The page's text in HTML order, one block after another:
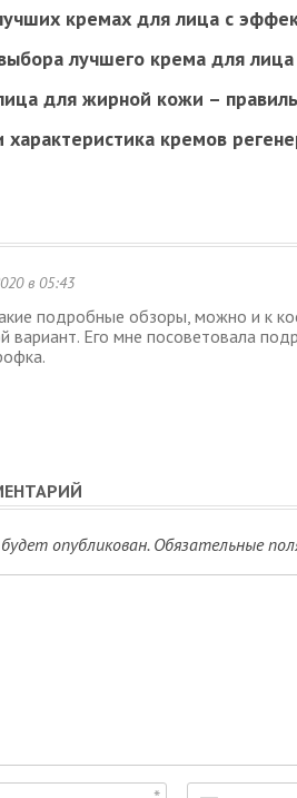
кремах для лица с
лучшего крема для
для жирной кожи –
характеристика кремов
в 05:43
подробные обзоры, можно и к
вариант. Его мне посоветовала
опубликован. Обязательные